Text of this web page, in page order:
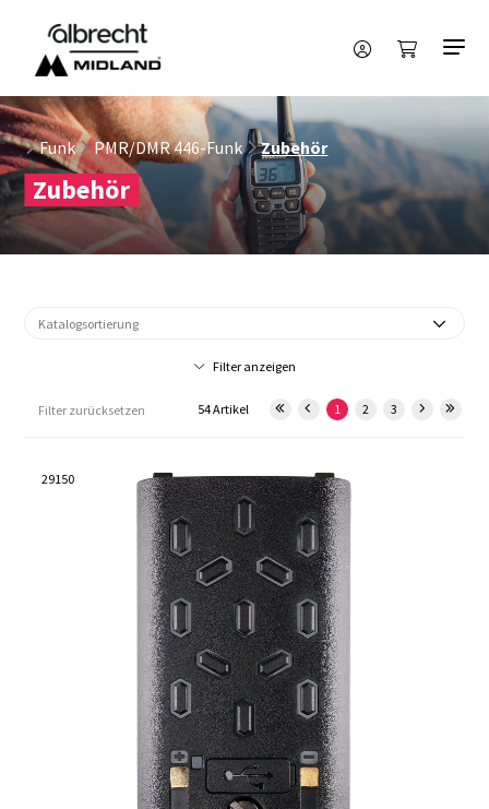
Funk PMR/DMR 446-Funk Zubehör
Zubehör
Filter anzeigen
Filter zurücksetzen 1 2 3
54 Artikel
29150